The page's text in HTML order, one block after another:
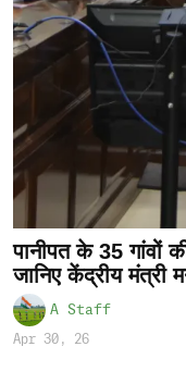
पानीपत के 35 गांवों
जानिए केंद्रीय मंत्री
A Staff
Apr 30, 26